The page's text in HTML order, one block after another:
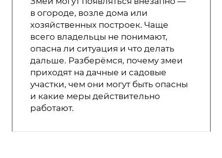
в огороде, возле дома или
хозяйственных построек. Чаще
всего владельцы не понимают,
опасна ли ситуация и что делать
дальше. Разберёмся, почему змеи
приходят на дачные и садовые
участки, чем они могут быть опасны
и какие меры действительно
работают.